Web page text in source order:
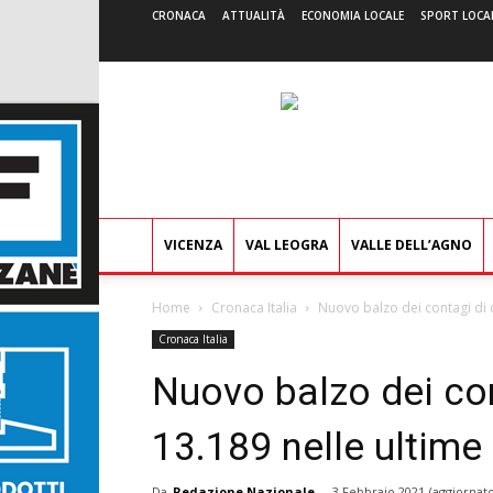
CRONACA ATTUALITÀ ECONOMIA LOCALE SPORT
VICENZA VAL LEOGRA VALLE DELL’AGNO
Home Cronaca Italia Nuovo balzo dei contagi di
Cronaca Italia
Nuovo balzo dei
13.189 nelle